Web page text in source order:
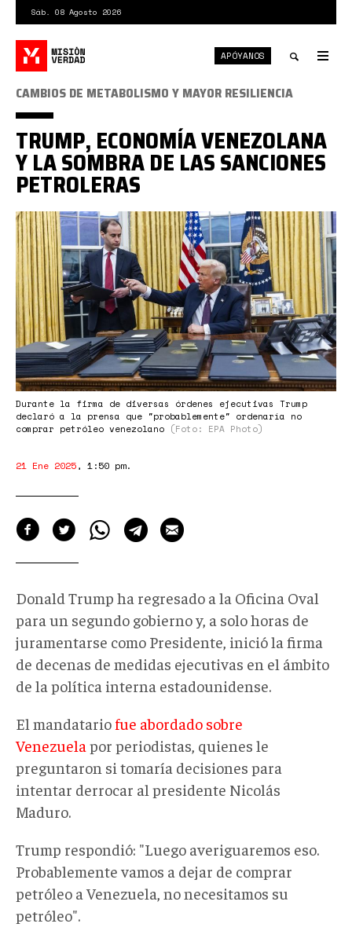
contenido
principal
Sáb. 08 Agosto 2026
APÓYANOS
Trump
sanciones.jpg
Durante la firma de diversas órdenes ejecutivas Trump
declaró a la prensa que "probablemente" ordenaría no
comprar petróleo venezolano (Foto: EPA Photo)
CAMBIOS DE METABOLISMO Y MAYOR RESILIENCIA
TRUMP, ECONOMÍA VENEZOLANA
Y LA SOMBRA DE LAS SANCIONES
PETROLERAS
21 Ene 2025, 1:50 pm.
Donald Trump ha regresado a la Oficina Oval
para un segundo gobierno y, a solo horas de
juramentarse como Presidente, inició la firma
de decenas de medidas ejecutivas en el ámbito
de la política interna estadounidense.
El mandatario fue abordado sobre
Venezuela por periodistas, quienes le
preguntaron si tomaría decisiones para
intentar derrocar al presidente Nicolás
Maduro.
Trump respondió: "Luego averiguaremos eso.
Probablemente vamos a dejar de comprar
petróleo a Venezuela, no necesitamos su
petróleo".